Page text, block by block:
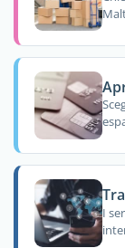
I